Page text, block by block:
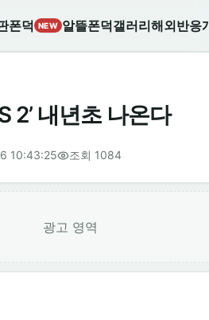
폰덕 NEW 알뜰폰덕갤러리해외반응
2’ 내년초 나온다
10:43:25 조회 1084
광고 영역